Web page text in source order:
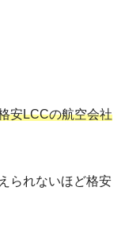
安LCCの航空会社
られないほど格安